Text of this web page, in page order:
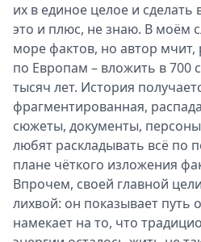
их в единое целое и
это и плюс, не знаю. В моём
море фактов, но автор мчит,
по Европам – вложить в 700
тысяч лет. История
фрагментированная,
сюжеты, документы,
любят раскладывать всё по
плане чёткого изложения
Впрочем, своей главной
лихвой: он показывает путь
намекает на то, что